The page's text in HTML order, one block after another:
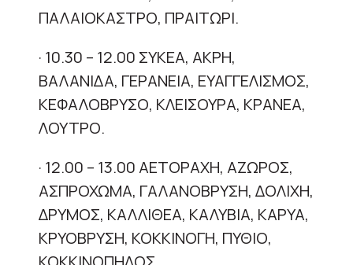
ΠΑΛΑΙΟΚΑΣΤΡΟ, ΠΡΑΙΤΩΡΙ.
· 10.30 – 12.00 ΣΥΚΕΑ, ΑΚΡΗ,
ΒΑΛΑΝΙΔΑ, ΓΕΡΑΝΕΙΑ, ΕΥΑΓΓΕΛΙΣΜΟΣ,
ΚΕΦΑΛΟΒΡΥΣΟ, ΚΛΕΙΣΟΥΡΑ, ΚΡΑΝΕΑ,
ΛΟΥΤΡΟ.
· 12.00 – 13.00 ΑΕΤΟΡΑΧΗ, ΑΖΩΡΟΣ,
ΑΣΠΡΟΧΩΜΑ, ΓΑΛΑΝΟΒΡΥΣΗ, ΔΟΛΙΧΗ,
ΔΡΥΜΟΣ, ΚΑΛΛΙΘΕΑ, ΚΑΛΥΒΙΑ, ΚΑΡΥΑ,
ΚΡΥΟΒΡΥΣΗ, ΚΟΚΚΙΝΟΓΗ, ΠΥΘΙΟ,